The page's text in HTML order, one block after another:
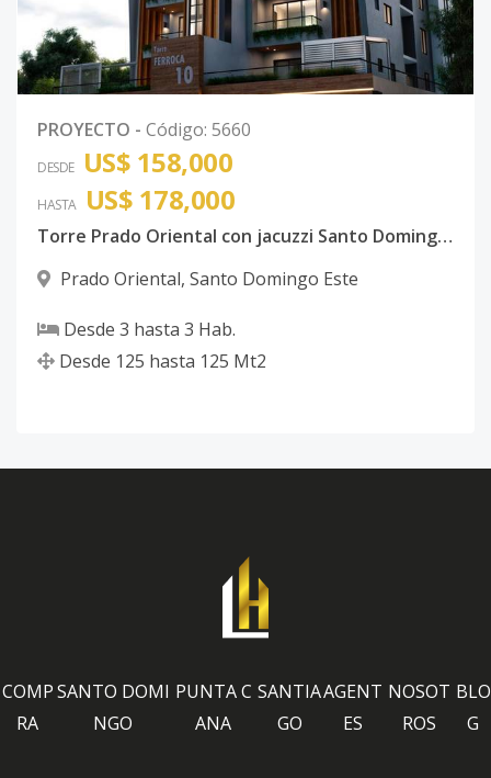
PROYECTO - Código: 5660
DESDE US$ 158,000
HASTA US$ 178,000
Torre Prado Oriental con jacuzzi Santo Domingo Este con ancestor
Prado Oriental, Santo Domingo Este
Desde 3 hasta 3 Hab.
Desde 125 hasta 125 Mt2
COMP
RA
SANTO DOMI
NGO
PUNTA C
ANA
SANTIA
GO
AGENT
ES
NOSOT
ROS
BLO
G